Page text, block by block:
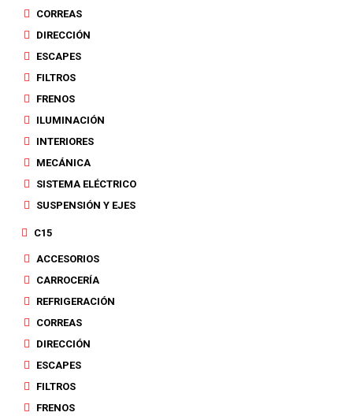
CORREAS
DIRECCIÓN
ESCAPES
FILTROS
FRENOS
ILUMINACIÓN
INTERIORES
MECÁNICA
SISTEMA ELÉCTRICO
SUSPENSIÓN Y EJES
C15
ACCESORIOS
CARROCERÍA
REFRIGERACIÓN
CORREAS
DIRECCIÓN
ESCAPES
FILTROS
FRENOS